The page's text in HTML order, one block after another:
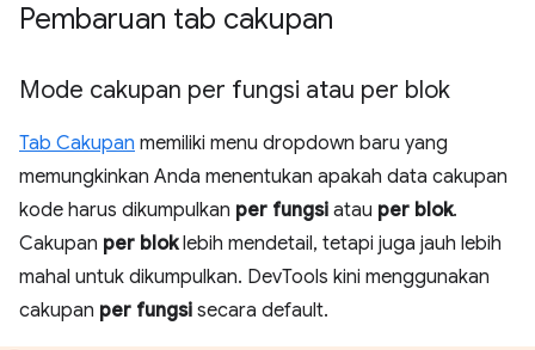
Pembaruan tab cakupan
Mode cakupan per fungsi atau per blok
Tab Cakupan memiliki menu dropdown baru yang
memungkinkan Anda menentukan apakah data cakupan
kode harus dikumpulkan per fungsi atau per blok.
Cakupan per bloklebih mendetail, tetapi juga jauh lebih
mahal untuk dikumpulkan. DevTools kini menggunakan
cakupan per fungsi secara default.